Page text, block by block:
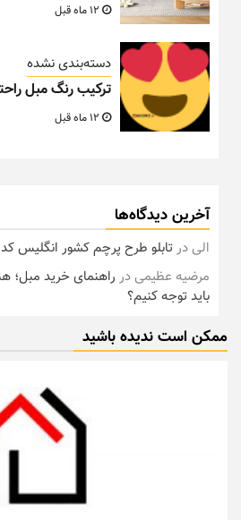
دسته‌بندی نشده
ترکیب رنگ مبل
آخرین دیدگاه‌ها
الیدرتابلو طرح پرچم کشور انگلیس کد t1001
مرضیه عظیمیدر راهنمای خرید مبل؛
باید توجه کنیم؟
ممکن است ندیده باشید